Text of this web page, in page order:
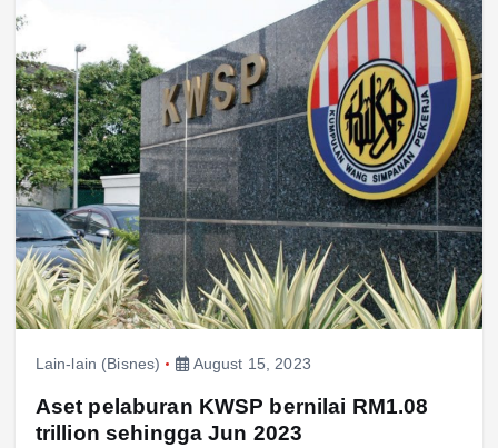
Lain-lain (Bisnes) August 15, 2023
Aset pelaburan KWSP bernilai RM1.08
trillion sehingga Jun 2023